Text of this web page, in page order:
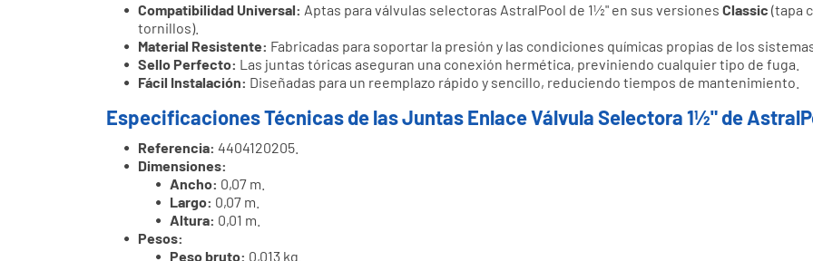
Compatibilidad Universal: Aptas para válvulas selectoras AstralPool de 1½" en sus versiones Classic (tapa
tornillos).
Material Resistente: Fabricadas para soportar la presión y las condiciones químicas propias de los
Sello Perfecto: Las juntas tóricas aseguran una conexión hermética, previniendo cualquier tipo de fuga.
Fácil Instalación: Diseñadas para un reemplazo rápido y sencillo, reduciendo tiempos de mantenimiento.
Especificaciones Técnicas de las Juntas Enlace Válvula Selectora 1½" de
Referencia: 4404120205.
Dimensiones:
Ancho: 0,07 m.
Largo: 0,07 m.
Altura: 0,01 m.
Pesos:
Peso bruto: 0,013 kg.